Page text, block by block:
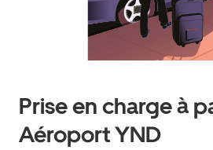
la
touche
d'échappement
pour
Prise en charge à
Aéroport YND